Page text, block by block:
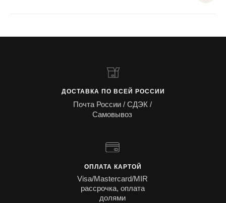
ОПЛАТА КАРТОЙ
Visa/Mastercard/MIR
рассрочка, оплата
долями
ДОСТАВКА ПО ВСЕЙ РОССИИ
Почта России / СДЭК /
Самовывоз